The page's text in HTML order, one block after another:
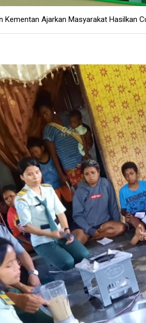
Kementan Ajarkan Masyarakat Hasilkan